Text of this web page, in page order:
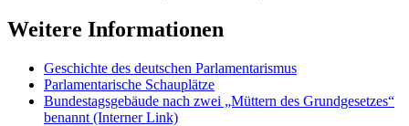
Weitere Informationen
Geschichte des deutschen Parlamentarismus
Parlamentarische Schauplätze
Bundestagsgebäude nach zwei „Müt­tern des Grundgesetzes“
benannt (Interner Link)